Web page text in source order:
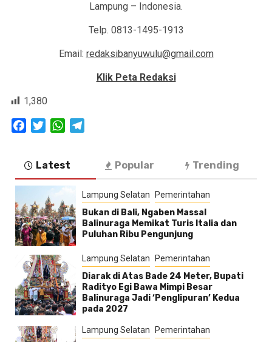
Lampung – Indonesia.
Telp. 0813-1495-1913
Email: redaksibanyuwulu@gmail.com
Klik Peta Redaksi
1,380
FacebookTwitterWhatsApp
Latest Popular Trending
Lampung Selatan Pemerintahan
Bukan di Bali, Ngaben Massal
Balinuraga Memikat Turis Italia dan
Puluhan Ribu Pengunjung
Lampung Selatan Pemerintahan
Diarak di Atas Bade 24 Meter, Bupati
Radityo Egi Bawa Mimpi Besar
Balinuraga Jadi ‘Penglipuran’ Kedua
pada 2027
Lampung Selatan Pemerintahan